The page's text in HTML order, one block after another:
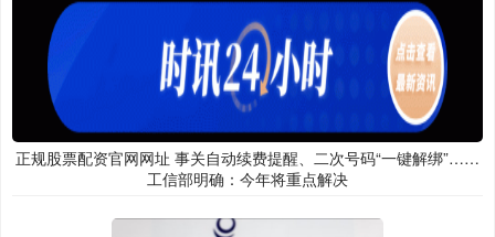
正规股票配资官网网址 事关自动续费提醒、二次号码“一键解绑”……
工信部明确：今年将重点解决